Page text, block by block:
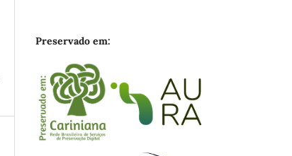
Preservado em: